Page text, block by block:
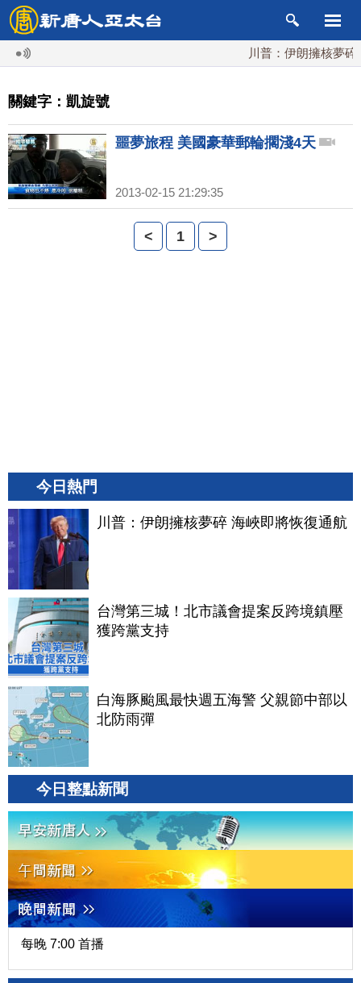
川普：伊朗擁核夢碎
關鍵字：凱旋號
噩夢旅程 美國豪華郵輪擱淺4天
2013-02-15 21:29:35
< 1 >
今日熱門
川普：伊朗擁核夢碎 海峽即將恢復通航
台灣第三城！北市議會提案反跨境鎮壓
獲跨黨支持
白海豚颱風最快週五海警 父親節中部以
北防雨彈
今日整點新聞
每晚 7:00 首播